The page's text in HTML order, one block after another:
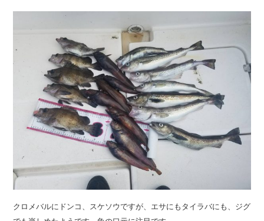
クロメバルにドンコ、スケソウですが、エサにもタイラバにも、ジグ